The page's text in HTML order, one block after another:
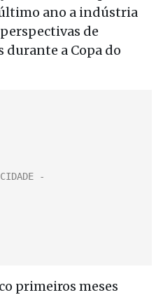
ano a indústria
de
durante a Copa do
primeiros meses